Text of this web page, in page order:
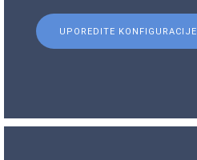
UPOREDITE KONFIGURACIJE